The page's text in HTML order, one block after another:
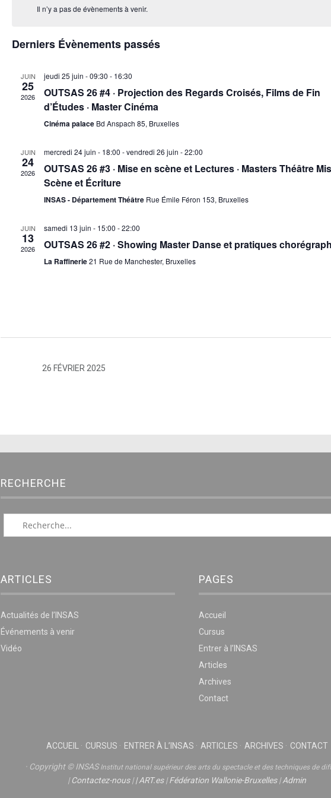
Il n’y a pas de évènements à venir.
Derniers Évènements passés
JUIN
25
2026
jeudi 25 juin - 09:30 - 16:30
OUTSAS 26 #4 · Projection des Regards Croisés, Films de Fin
d’Études · Master Cinéma
Cinéma palace Bd Anspach 85, Bruxelles
JUIN
24
2026
mercredi 24 juin - 18:00 -vendredi 26 juin - 22:00
OUTSAS 26 #3 · Mise en scène et Lectures · Masters Théâtre
Scène et Écriture
INSAS - Département Théâtre Rue Émile Féron 153, Bruxelles
JUIN
13
2026
samedi 13 juin - 15:00 -22:00
OUTSAS 26 #2 · Showing Master Danse et pratiques
La Raffinerie21 Rue de Manchester, Bruxelles
26 FÉVRIER 2025
RECHERCHE
ARTICLES
Actualités de l’INSAS
Événements à venir
Vidéo
PAGES
Accueil
Cursus
Entrer à l’INSAS
Articles
Archives
Contact
ACCUEIL CURSUS ENTRER À L’INSAS ARTICLES ARCHIVES CONTACT
Copyright © INSASInstitut national supérieur des arts du spectacle et des techniques de
|Contactez-nous||ART.es|Fédération Wallonie-Bruxelles|Admin